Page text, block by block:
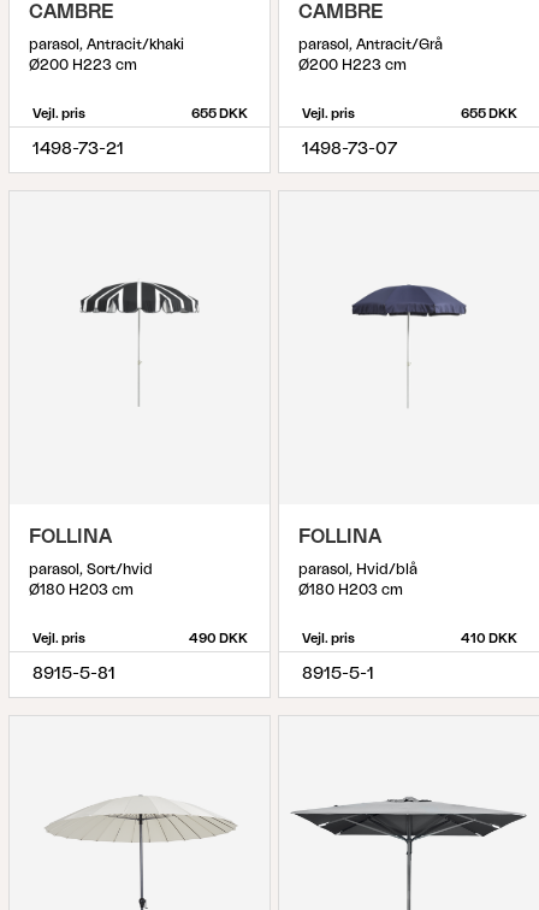
CAMBRE
parasol, Antracit/khaki
Ø200 H223 cm
Vejl. pris 655 DKK
1498-73-21
CAMBRE
parasol, Antracit/Grå
Ø200 H223 cm
Vejl. pris 655 DKK
1498-73-07
FOLLINA
parasol, Sort/hvid
Ø180 H203 cm
Vejl. pris 490 DKK
8915-5-81
FOLLINA
parasol, Hvid/blå
Ø180 H203 cm
Vejl. pris 410 DKK
8915-5-1